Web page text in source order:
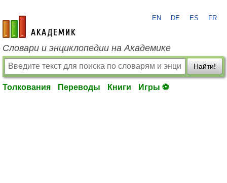
academic.ru
EN DE ES FR
Словари и энциклопедии на Академике
Найти!
Толкования Переводы Книги Игры ⚽